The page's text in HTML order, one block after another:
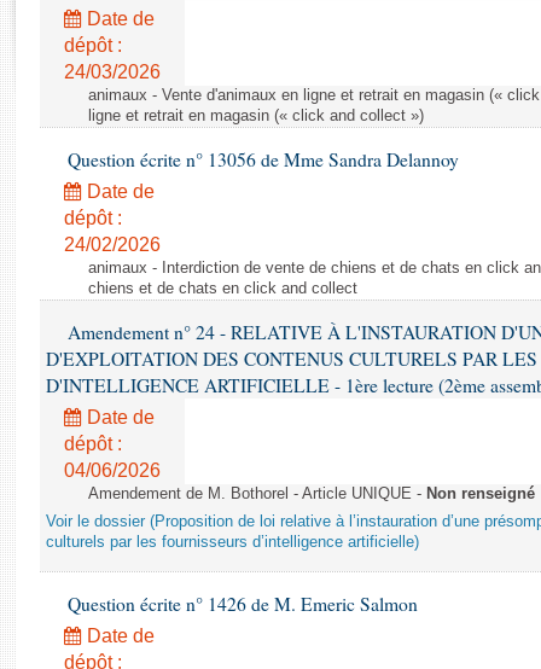
Rapports législatifs
Rapports sur l'application des lois
Baromètre de l’application des lois
Dossiers législatifs
Budget et sécurité sociale
Questions écrites et orales
Comptes rendus des débats
Date de
dépôt :
24/03/2026
animaux - Vente d'animaux en ligne et retrait en magasin («
ligne et retrait en magasin (« click and collect »)
Question écrite n° 13056 de Mme Sandra Delannoy
Date de
dépôt :
24/02/2026
animaux - Interdiction de vente de chiens et de chats en click
chiens et de chats en click and collect
Amendement n° 24 - RELATIVE À L'INSTAURATION
D'EXPLOITATION DES CONTENUS CULTURELS PAR LES
D'INTELLIGENCE ARTIFICIELLE - 1ère lecture (2ème
Date de
dépôt :
04/06/2026
Amendement de M. Bothorel - Article UNIQUE - Non renseigné
Voir le dossier (Proposition de loi relative à l’instauration d’une
culturels par les fournisseurs d’intelligence artificielle)
Question écrite n° 1426 de M. Emeric Salmon
Date de
dépôt :